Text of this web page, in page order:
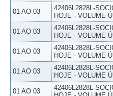
01 AO 03
42406L2828L-
HOJE - VOLUME
01 AO 03
42406L2828L-
HOJE - VOLUME
01 AO 03
42406L2828L-
HOJE - VOLUME
01 AO 03
42406L2828L-
HOJE - VOLUME
01 AO 03
42406L2828L-